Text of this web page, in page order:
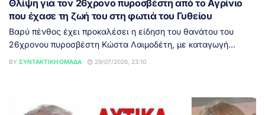
Θλίψη για τον 26χρονο πυροσβέστη από το Αγρίνιο
που έχασε τη ζωή του στη φωτιά του Γυθείου
Βαρύ πένθος έχει προκαλέσει η είδηση του θανάτου του
26χρονου πυροσβέστη Κώστα Λαιμοδέτη, με καταγωγή...
BY ΣΥΝΤΑΚΤΙΚΉ ΟΜΆΔΑ 29/07/2026, 23:10